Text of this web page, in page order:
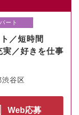
パート
／短時間
／好きを仕事
渋谷区
Web応募